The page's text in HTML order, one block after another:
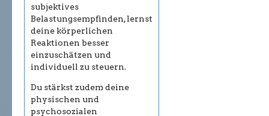
subjektives
Belastungsempfinden, lernst
deine körperlichen
Reaktionen besser
einzuschätzen und
individuell zu steuern.
Du stärkst zudem deine
physischen und
psychosozialen